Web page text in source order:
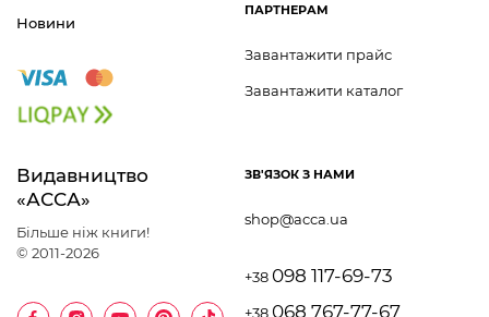
Видавництво
«АССА»
Більше ніж книги!
© 2011-2026
ЗВ'ЯЗОК З НАМИ
shop@acca.ua
+38 098 117-69-73
+38 068 767-77-67
Новини
ПАРТНЕРАМ
Завантажити прайс
Завантажити каталог